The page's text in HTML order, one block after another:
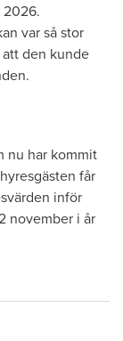
2026.
var så stor
den kunde
nu har kommit
får
inför
november i år